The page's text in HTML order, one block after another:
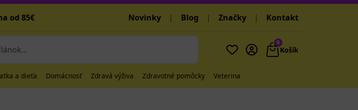
od 85€ Novinky | Blog | Značky | Kontakt
0
Košík
a dieťa Domácnosť Zdravá výživa Zdravotné pomôcky Veterina